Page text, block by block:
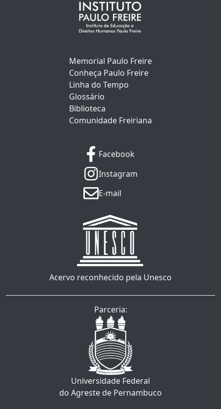
Memorial Paulo Freire
Conheça Paulo Freire
Linha do Tempo
Glossário
Biblioteca
Comunidade Freiriana
Facebook
Instagram
E-mail
Acervo reconhecido pela Unesco
Parceria:
Universidade Federal
do Agreste de Pernambuco